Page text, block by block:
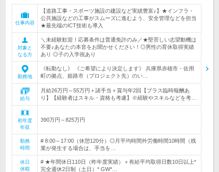
仕事内容
【道路工事・スポーツ施設の建設など実績豊富♪】★インフラ・
公共施設などの工事がスムーズに進むよう、安全管理などを担当
★最先端のICT技術も導入
対象と
なる方
＼未経験歓迎！応募条件は普通免許のみ／★堅苦しい志望動機は
不要♪あなたの本音をお聞かせください！◎男性の育休取得実績
あり ◎子の入学祝あり
勤務地
《転勤なし》 《ご希望により決定します》 兵庫県赤穂市・佐用
町の拠点、姫路市（プロジェクト先）のい…
給与
月給26万円～55万円＋諸手当＋賞与年2回【プラス臨時報酬あ
り】【経験者はスキル・資格も考慮】※経験やスキルなどを考…
初年度
年収
390万円～825万円
勤務
時間
# 8:00～17:00（休憩120分）◎月平均時間外労働時間10時間（残
業が発生する場合は、手当を…
休日
休暇
# ★年間休日110日（昨年度実績）＋有給平均取得日数10日以上*
完全週休2日制（土日）* GW*…